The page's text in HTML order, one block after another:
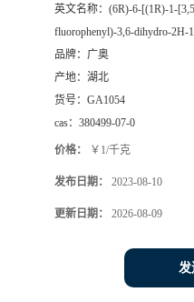
英文名称： (6R)-6-[(1R)-1-
fluorophenyl)-3,6-dihydro-2H-
品牌： 广奥
产地： 湖北
货号： GA1054
cas： 380499-07-0
价格： ￥1/千克
发布日期： 2023-08-10
更新日期： 2026-08-09